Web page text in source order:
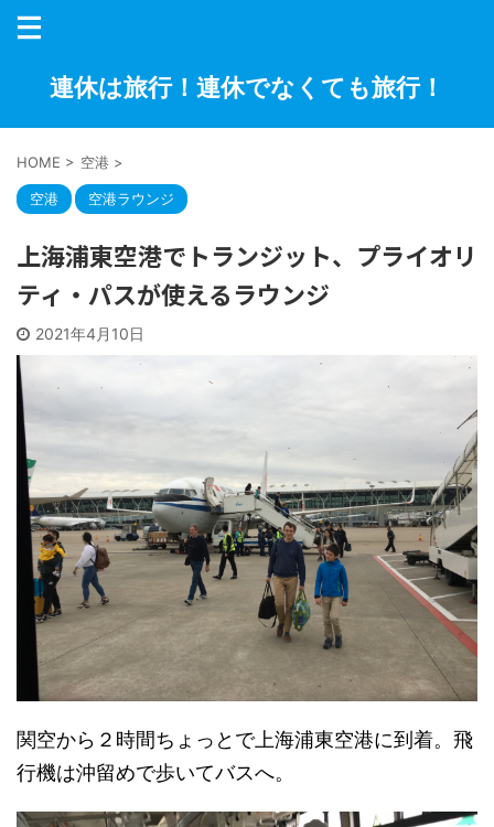
連休は旅行！連休でなくても旅行！
HOME > 空港 >
空港 空港ラウンジ
上海浦東空港でトランジット、プライオリ
ティ・パスが使えるラウンジ
2021年4月10日
関空から２時間ちょっとで上海浦東空港に到着。飛
行機は沖留めで歩いてバスへ。